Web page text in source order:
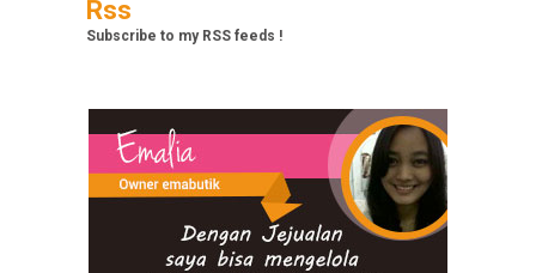
Rss
Subscribe to my RSS feeds !